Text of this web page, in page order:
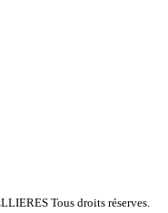
Tous droits réserves.